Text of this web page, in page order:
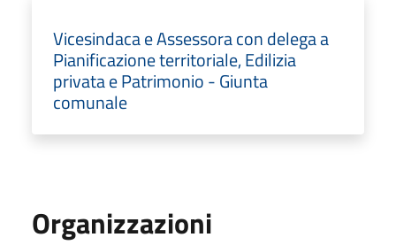
Vicesindaca e Assessora con delega a
Pianificazione territoriale, Edilizia
privata e Patrimonio - Giunta
comunale
Organizzazioni